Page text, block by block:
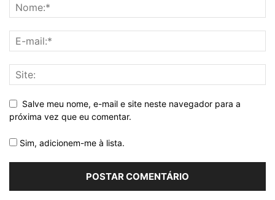
Salve meu nome, e-mail e site neste navegador para a
próxima vez que eu comentar.
Sim, adicionem-me à lista.